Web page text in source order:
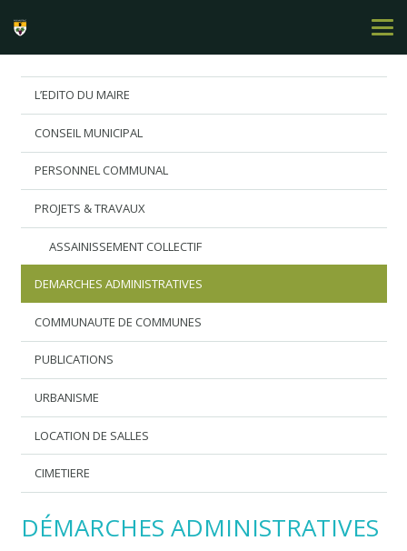
L’EDITO DU MAIRE
CONSEIL MUNICIPAL
PERSONNEL COMMUNAL
PROJETS & TRAVAUX
ASSAINISSEMENT COLLECTIF
DEMARCHES ADMINISTRATIVES
COMMUNAUTE DE COMMUNES
PUBLICATIONS
URBANISME
LOCATION DE SALLES
CIMETIERE
DÉMARCHES ADMINISTRATIVES